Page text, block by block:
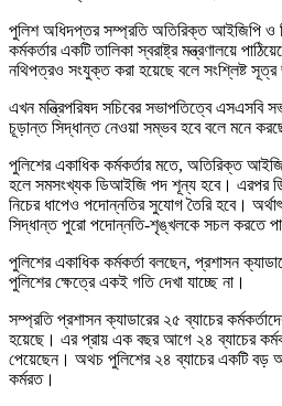
পুলিশ অধিদপ্তর সম্প্রতি অতিরিক্ত আইজিপি
কর্মকর্তার একটি তালিকা স্বরাষ্ট্র মন্ত্রণালয়ে
নথিপত্রও সংযুক্ত করা হয়েছে বলে সংশ্লিষ্ট সূত্র
এখন মন্ত্রিপরিষদ সচিবের সভাপতিত্বে এসএসবি
চূড়ান্ত সিদ্ধান্ত নেওয়া সম্ভব হবে বলে মনে
পুলিশের একাধিক কর্মকর্তার মতে, অতিরিক্ত
হলে সমসংখ্যক ডিআইজি পদ শূন্য হবে। এরপর
নিচের ধাপেও পদোন্নতির সুযোগ তৈরি হবে।
সিদ্ধান্ত পুরো পদোন্নতি-শৃঙ্খলকে সচল করতে
পুলিশের একাধিক কর্মকর্তা বলছেন, প্রশাসন
পুলিশের ক্ষেত্রে একই গতি দেখা যাচ্ছে না।
সম্প্রতি প্রশাসন ক্যাডারের ২৫ ব্যাচের
হয়েছে। এর প্রায় এক বছর আগে ২৪ ব্যাচের
পেয়েছেন। অথচ পুলিশের ২৪ ব্যাচের একটি
কর্মরত।